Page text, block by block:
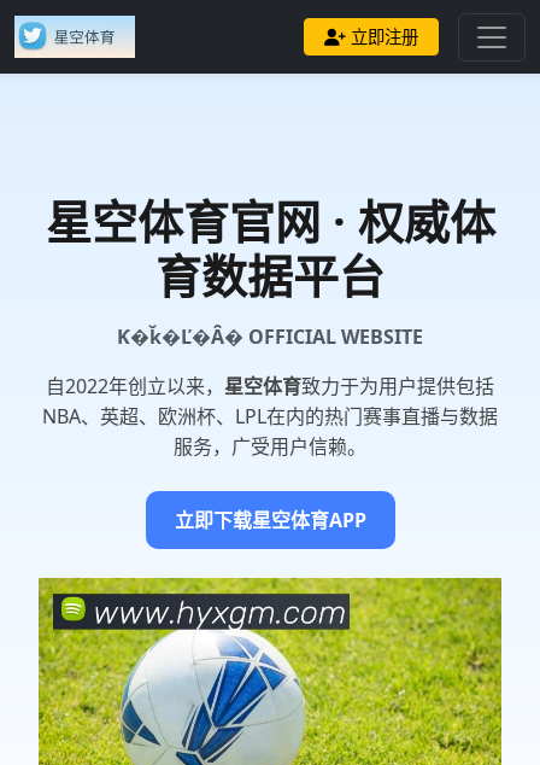
立即注册
星空体育官网 · 权威体
育数据平台
Ƙ�ǩ�Ľ�Ȃ� OFFICIAL WEBSITE
自2022年创立以来， 星空体育致力于为用户提供包括
NBA、英超、欧洲杯、LPL在内的热门赛事直播与数据
服务，广受用户信赖。
立即下载星空体育APP